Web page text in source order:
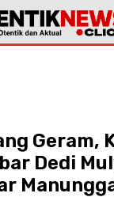
Geram,
Dedi